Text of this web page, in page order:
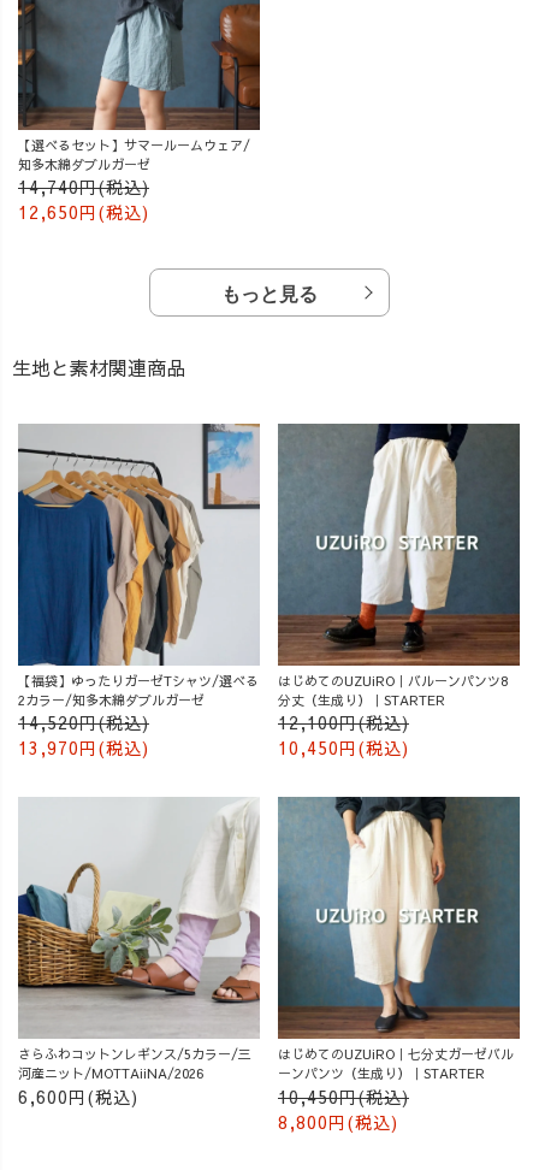
【選べるセット】サマールームウェア/
知多木綿ダブルガーゼ
14,740円(税込)
12,650円(税込)
もっと見る
生地と素材関連商品
【福袋】ゆったりガーゼTシャツ/選べる
2カラー/知多木綿ダブルガーゼ
14,520円(税込)
13,970円(税込)
はじめてのUZUiRO｜バルーンパンツ8
分丈（生成り）｜STARTER
12,100円(税込)
10,450円(税込)
さらふわコットンレギンス/5カラー/三
河産ニット/MOTTAiiNA/2026
6,600円(税込)
はじめてのUZUiRO｜七分丈ガーゼバル
ーンパンツ（生成り）｜STARTER
10,450円(税込)
8,800円(税込)